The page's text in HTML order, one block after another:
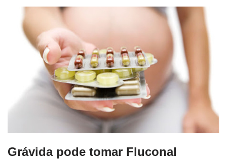
Grávida pode tomar Fluconal